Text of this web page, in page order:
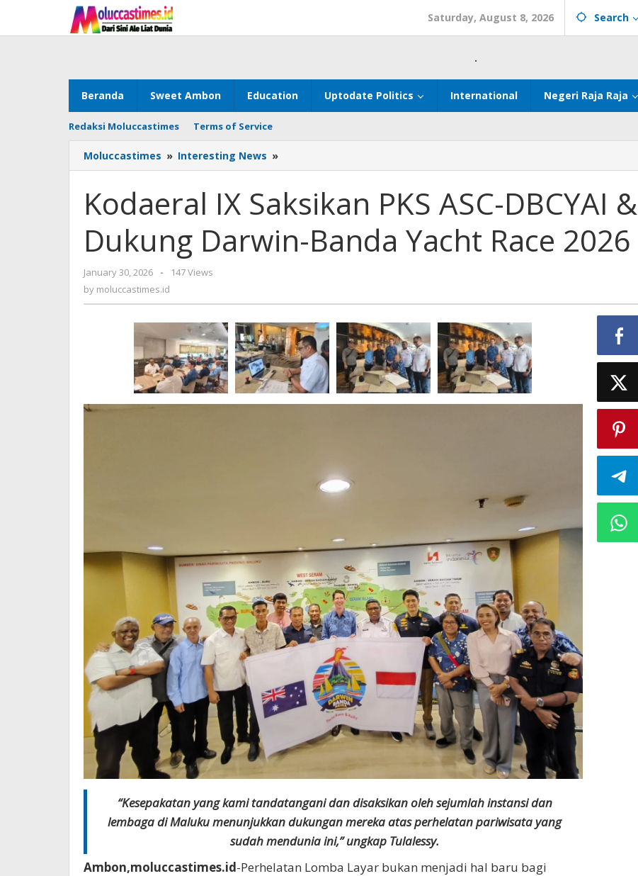
content
Saturday, August 8, 2026 Search
.
Beranda Sweet Ambon Education Uptodate Politics International Negeri Raja Raja
Redaksi Moluccastimes Terms of Service
Moluccastimes » Interesting News »
IX
PKS
ASC-
DBCYAI
&
Yacht
Race
2026
Kodaeral IX Saksikan PKS ASC-DBCYAI &
Dukung Darwin-Banda Yacht Race 2026
January 30, 2026
by
moluccastimes.id
-
147 Views
by moluccastimes.id
“Kesepakatan yang kami tandatangani dan disaksikan oleh sejumlah instansi dan
lembaga di Maluku menunjukkan dukungan mereka atas perhelatan pariwisata yang
sudah mendunia ini,” ungkap Tulalessy.
Ambon,moluccastimes.id-Perhelatan Lomba Layar bukan menjadi hal baru bagi